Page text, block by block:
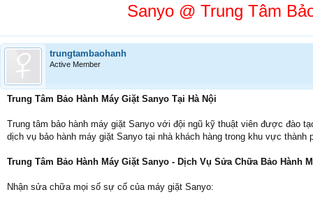
Sanyo @ Trung Tâm
trungtambaohanh
Active Member
Trung Tâm Bảo Hành Máy Giặt Sanyo Tại Hà Nội
Trung tâm bảo hành máy giặt Sanyo với đội ngũ kỹ thuật viên được đào
dịch vụ bảo hành máy giặt Sanyo tại nhà khách hàng trong khu vực thành
Trung Tâm Bảo Hành Máy Giặt Sanyo - Dịch Vụ Sửa Chữa Bảo Hành
Nhận sửa chữa mọi số sự cố của máy giặt Sanyo: